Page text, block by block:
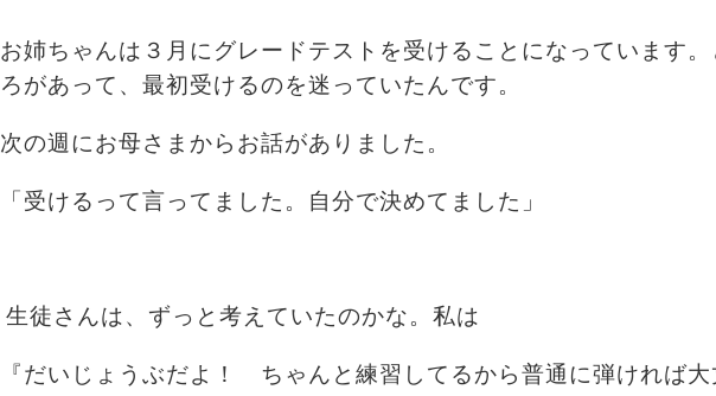
お姉ちゃんは３月にグレードテストを受けることになっています。
ろがあって、最初受けるのを迷っていたんです。
次の週にお母さまからお話がありました。
「受けるって言ってました。自分で決めてました」
生徒さんは、ずっと考えていたのかな。私は
『だいじょうぶだよ！ ちゃんと練習してるから普通に弾ければ大